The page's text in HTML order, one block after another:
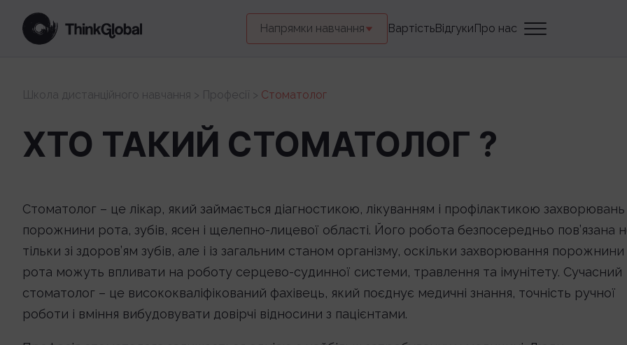
Напрямки навчання ВартістьВідгукиПро нас
Школа дистанційного навчання > Професії > Стоматолог
ХТО ТАКИЙ СТОМАТОЛОГ ?
Стоматолог – це лікар, який займається діагностикою, лікуванням і профілактикою захворювань
порожнини рота, зубів, ясен і щелепно-лицевої області. Його робота безпосередньо пов’язана
тільки зі здоров’ям зубів, але і із загальним станом організму, оскільки захворювання порожнини
рота можуть впливати на роботу серцево-судинної системи, травлення та імунітету. Сучасний
стоматолог – це висококваліфікований фахівець, який поєднує медичні знання, точність ручної
роботи і вміння вибудовувати довірчі відносини з пацієнтами.